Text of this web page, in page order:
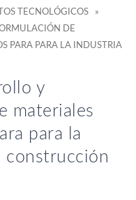
TECNOLÓGICOS »
DE
PARA PARA LA INDUSTRIA
y
materiales
para la
construcción